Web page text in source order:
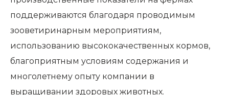
поддерживаются благодаря проводимым
зооветиринарным мероприятиям,
использованию высококачественных кормов,
благоприятным условиям содержания и
многолетнему опыту компании в
выращивании здоровых животных.